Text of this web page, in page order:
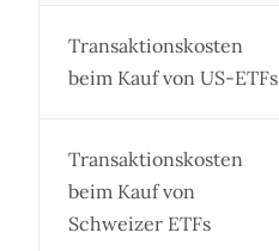
Transaktionskosten
beim Kauf von US-ETFs
Transaktionskosten
beim Kauf von
Schweizer ETFs